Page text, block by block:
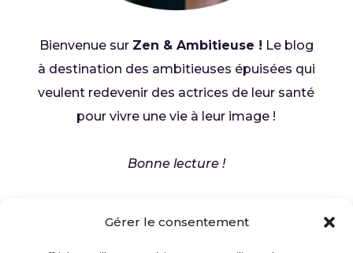
Gérer le consentement
Bienvenue sur Zen & Ambitieuse ! Le blog
à destination des ambitieuses épuisées qui
veulent redevenir des actrices de leur santé
pour vivre une vie à leur image !
Bonne lecture !